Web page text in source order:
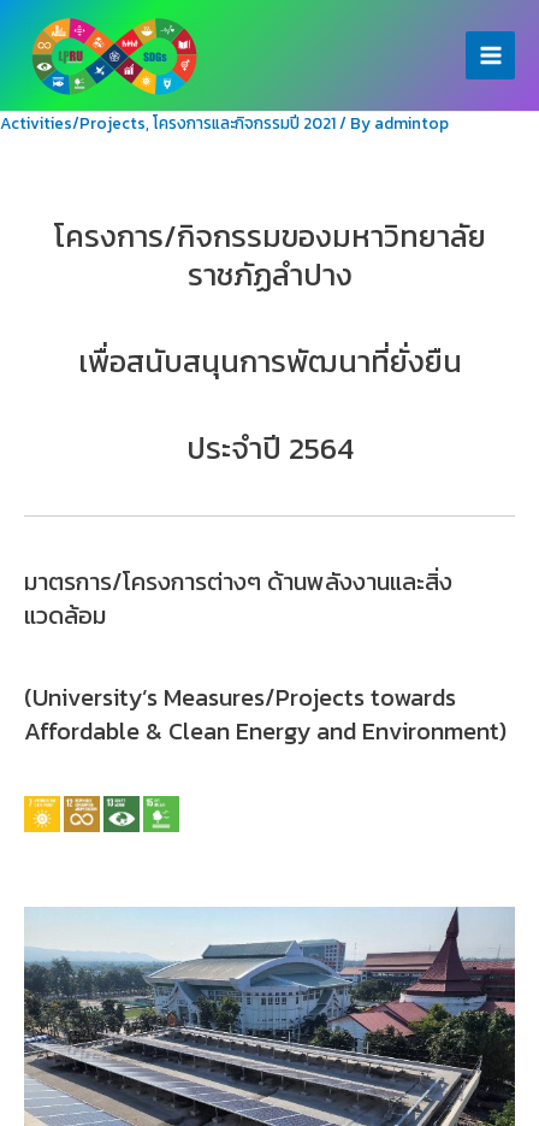
content
Main
Menu
Activities/Projects,โครงการและกิจกรรมปี 2021/ By admintop
โครงการ/กิจกรรมของมหาวิทยาลัย
ราชภัฏลำปาง
เพื่อสนับสนุนการพัฒนาที่ยั่งยืน
ประจำปี 2564
มาตรการ/โครงการต่างๆ ด้านพลังงานและสิ่ง
แวดล้อม
(University’s Measures/Projects towards
Affordable & Clean Energy and Environment)